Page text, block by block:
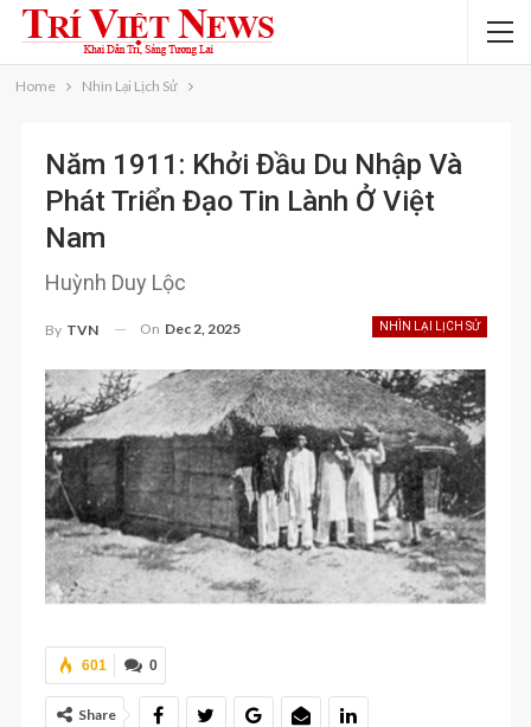
Home Nhìn Lại Lịch Sử
Năm 1911: Khởi Đầu Du Nhập Và
Phát Triển Đạo Tin Lành Ở Việt
Nam
Huỳnh Duy Lộc
NHÌN LẠI LỊCH SỬ
By TVN On Dec 2, 2025
0
601
Share